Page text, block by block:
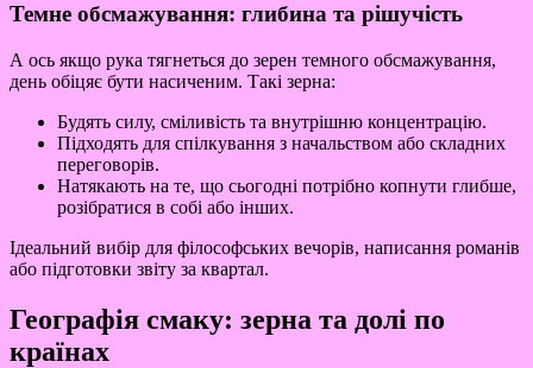
Темне обсмажування: глибина та рішучість
А ось якщо рука тягнеться до зерен темного обсмажування,
день обіцяє бути насиченим. Такі зерна:
Будять силу, сміливість та внутрішню концентрацію.
Підходять для спілкування з начальством або складних
переговорів.
Натякають на те, що сьогодні потрібно копнути глибше,
розібратися в собі або інших.
Ідеальний вибір для філософських вечорів, написання романів
або підготовки звіту за квартал.
Географія смаку: зерна та долі по
країнах